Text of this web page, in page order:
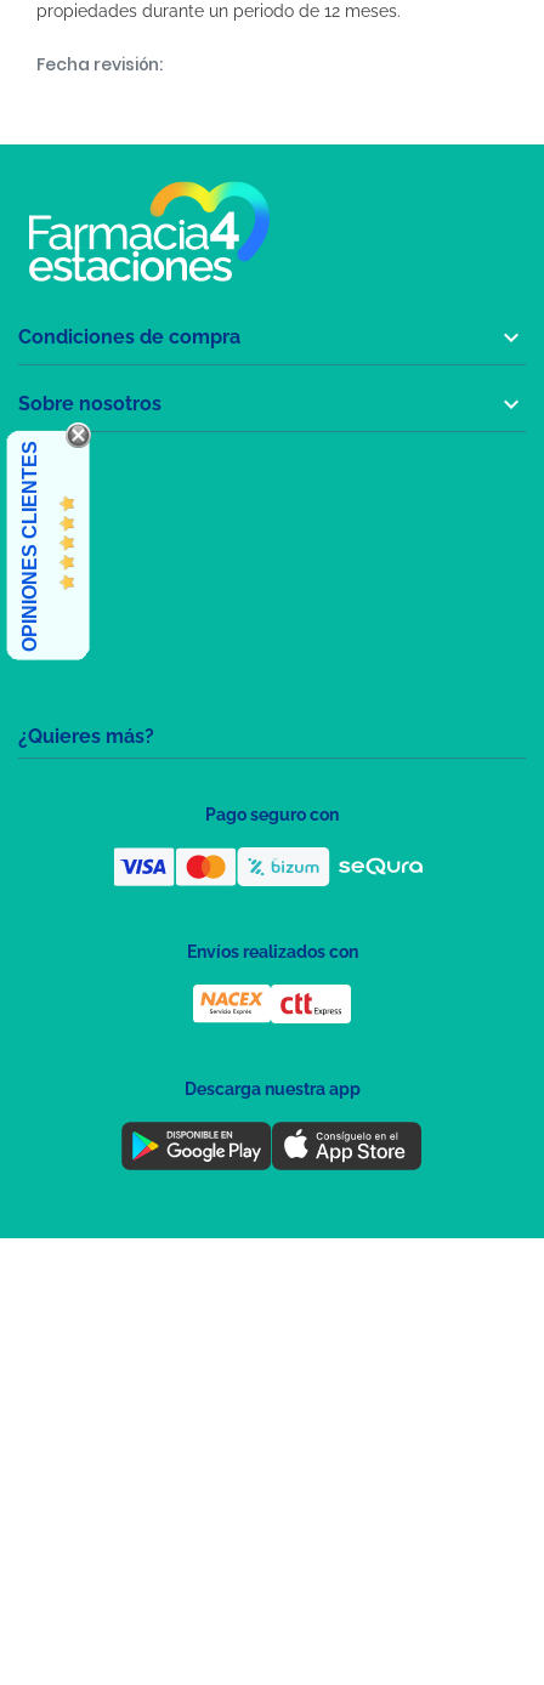
propiedades durante un periodo de 12 meses.
Fecha revisión:
¿Quieres más?
Condiciones de compra 
Sobre nosotros 
OPINIONES CLIENTES
Pago seguro con
Envíos realizados con
Descarga nuestra app